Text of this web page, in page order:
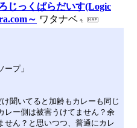
じっくぱらだいす(Logic
～ ワタナベ
ープ」
聞いてると加齢もカレーも同じ
レー側は被害うけてません？余
せん？と思いつつ、普通にカレ